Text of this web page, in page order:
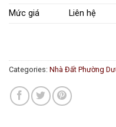
Mức giá
Liên hệ
Categories: Nhà Đất Phường